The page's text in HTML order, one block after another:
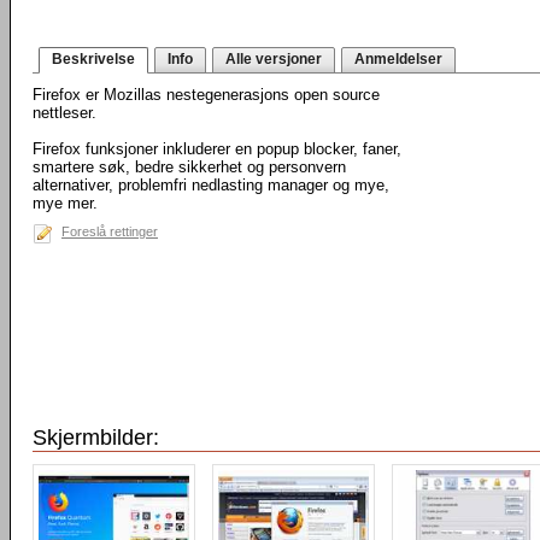
Beskrivelse Info Alle versjoner Anmeldelser
Firefox er Mozillas nestegenerasjons open source
nettleser.
Firefox funksjoner inkluderer en popup blocker, faner,
smartere søk, bedre sikkerhet og personvern
alternativer, problemfri nedlasting manager og mye,
mye mer.
Foreslå rettinger
Skjermbilder: